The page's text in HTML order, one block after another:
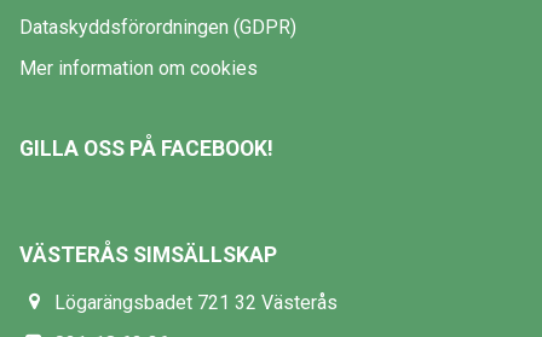
Dataskyddsförordningen (GDPR)
Mer information om cookies
GILLA OSS PÅ FACEBOOK!
VÄSTERÅS SIMSÄLLSKAP
Lögarängsbadet 721 32 Västerås